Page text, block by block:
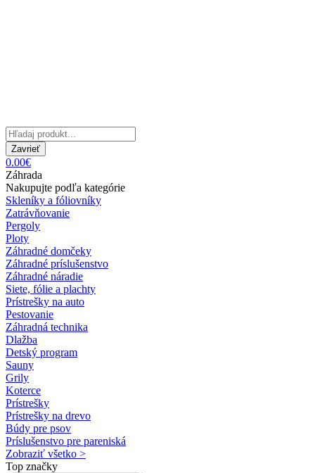
Zavrieť
0.00€
Záhrada
Nakupujte podľa kategórie
Skleníky a fóliovníky
Zatrávňovanie
Pergoly
Ploty
Záhradné domčeky
Záhradné príslušenstvo
Záhradné náradie
Siete, fólie a plachty
Prístrešky na auto
Pestovanie
Záhradná technika
Dlažba
Detský program
Sauny
Grily
Koterce
Prístrešky
Prístrešky na drevo
Búdy pre psov
Príslušenstvo pre pareniská
Zobraziť všetko >
Top značky